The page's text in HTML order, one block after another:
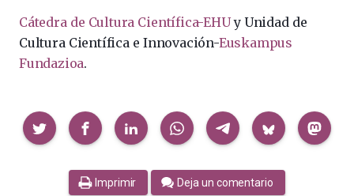
Cátedra de Cultura Científica-EHUy Unidad de
Cultura Científica e Innovación-Euskampus
Fundazioa.
Compartir
Imprimir Deja un comentario